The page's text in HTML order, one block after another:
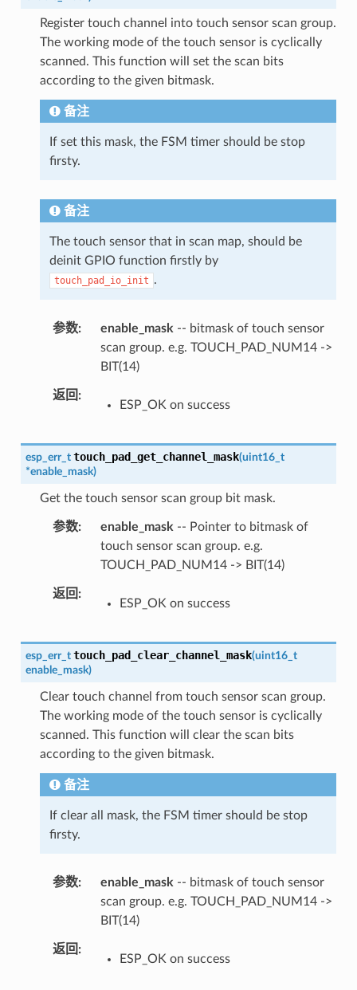
Register touch channel into touch sensor scan group.
The working mode of the touch sensor is cyclically
scanned. This function will set the scan bits
according to the given bitmask.
备注
If set this mask, the FSM timer should be stop
firsty.
备注
The touch sensor that in scan map, should be
deinit GPIO function firstly by
touch_pad_io_init .
参数 enable_mask -- bitmask of touch sensor
scan group. e.g. TOUCH_PAD_NUM14 ->
BIT(14)
返回
ESP_OK on success
esp_err_t touch_pad_get_channel_mask(uint16_t
*enable_mask)
Get the touch sensor scan group bit mask.
参数 enable_mask -- Pointer to bitmask of
touch sensor scan group. e.g.
TOUCH_PAD_NUM14 -> BIT(14)
返回
ESP_OK on success
esp_err_t touch_pad_clear_channel_mask(uint16_t
enable_mask)
Clear touch channel from touch sensor scan group.
The working mode of the touch sensor is cyclically
scanned. This function will clear the scan bits
according to the given bitmask.
备注
If clear all mask, the FSM timer should be stop
firsty.
参数 enable_mask -- bitmask of touch sensor
scan group. e.g. TOUCH_PAD_NUM14 ->
BIT(14)
返回
ESP_OK on success